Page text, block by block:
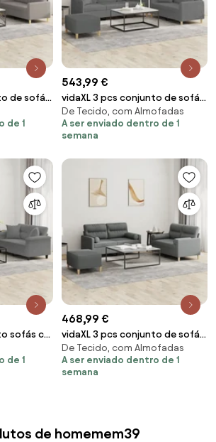
de sofás
cinza-
de 1
543,99 €
vidaXL 3 pcs conjunto de sofás
com almofadas tecido
cinzento-escuro
De Tecido, com Almofadas
A ser enviado dentro de 1
semana
sofás c/
cinza-
de 1
468,99 €
vidaXL 3 pcs conjunto de sofás
com almofadas tecido
cinzento-escuro
De Tecido, com Almofadas
A ser enviado dentro de 1
semana
de homemem39